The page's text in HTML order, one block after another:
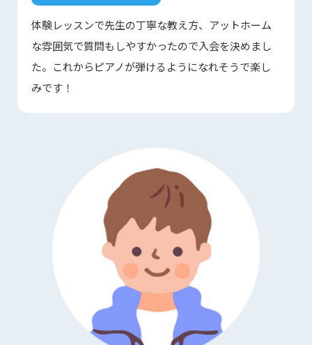
体験レッスンで先生の丁寧な教え方、アットホーム
な雰囲気で質問もしやすかったので入会を決めまし
た。これからピアノが弾けるようになれそうで楽し
みです！